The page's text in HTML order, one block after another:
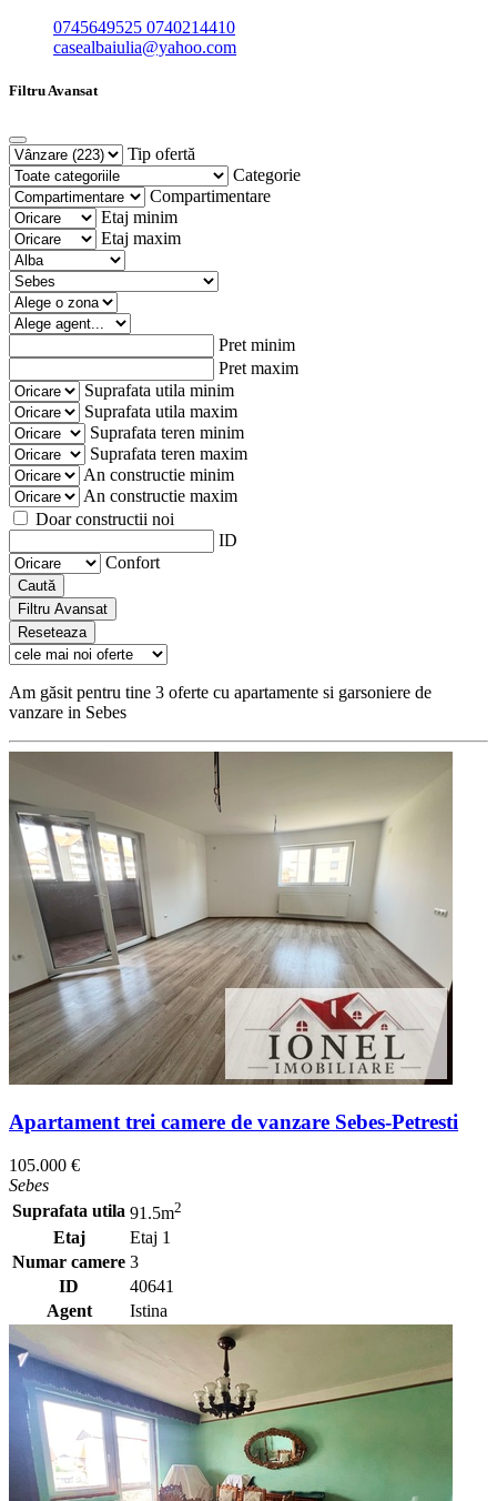
0745649525 0740214410
casealbaiulia@yahoo.com
Filtru Avansat
Tip ofertă
Categorie
Compartimentare
Etaj minim
Etaj maxim
Pret minim
Pret maxim
Suprafata utila minim
Suprafata utila maxim
Suprafata teren minim
Suprafata teren maxim
An constructie minim
An constructie maxim
Doar constructii noi
ID
Confort
Caută
Filtru Avansat
Reseteaza
Am găsit pentru tine 3 oferte cu apartamente si garsoniere de
vanzare in Sebes
Apartament trei camere de vanzare Sebes-Petresti
105.000 €
Sebes
Suprafata utila 91.5m2
Etaj
Etaj 1
Numar camere 3
ID
40641
Agent
Istina